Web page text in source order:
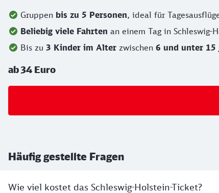
Gruppen bis zu 5 Personen, ideal für
Beliebig viele Fahrten an einem Tag in Schleswig-
Bis zu 3 Kinder im Alter zwischen 6 und unter 15
ab 34 Euro
Häufig gestellte Fragen
Wie viel kostet das Schleswig-Holstein-Ticket?